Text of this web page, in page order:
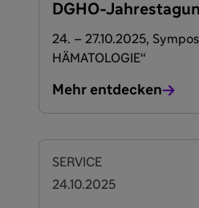
DGHO-
24. – 27.10.2025,
HÄMATOLOGIE“
Mehr entdecken
SERVICE
24.10.2025